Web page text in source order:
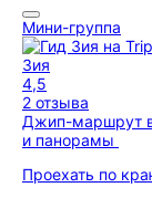
Мини-группа
Зия
4,5
2 отзыва
Джип-маршрут
и панорамы
Проехать по